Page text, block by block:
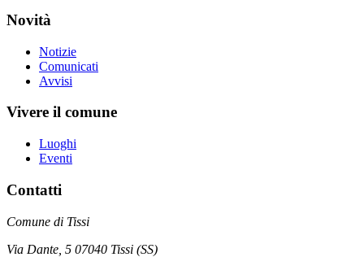
Novità
Notizie
Comunicati
Avvisi
Vivere il comune
Luoghi
Eventi
Contatti
Comune di Tissi
Via Dante, 5 07040 Tissi (SS)